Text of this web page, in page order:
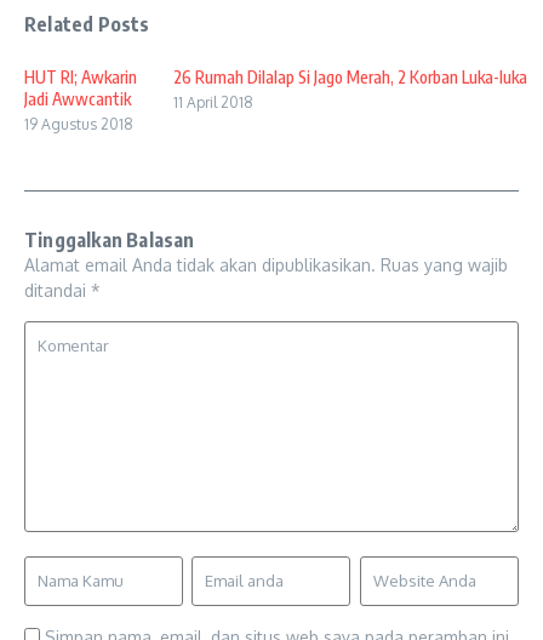
Related Posts
HUT RI; Awkarin
Jadi Awwcantik
19 Agustus 2018
26 Rumah Dilalap Si Jago Merah, 2 Korban Luka-luka
11 April 2018
Tinggalkan Balasan
Alamat email Anda tidak akan dipublikasikan. Ruas yang wajib
ditandai *